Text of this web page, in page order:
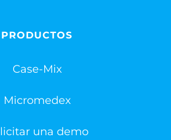
PRODUCTOS
Case-Mix
Micromedex
una demo